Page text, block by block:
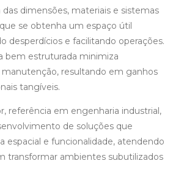
dimensões, materiais e sistemas
se obtenha um espaço útil
desperdícios e facilitando operações.
bem estruturada minimiza
manutenção, resultando em ganhos
tangíveis.
referência em engenharia industrial,
de soluções que
espacial e funcionalidade, atendendo
transformar ambientes subutilizados